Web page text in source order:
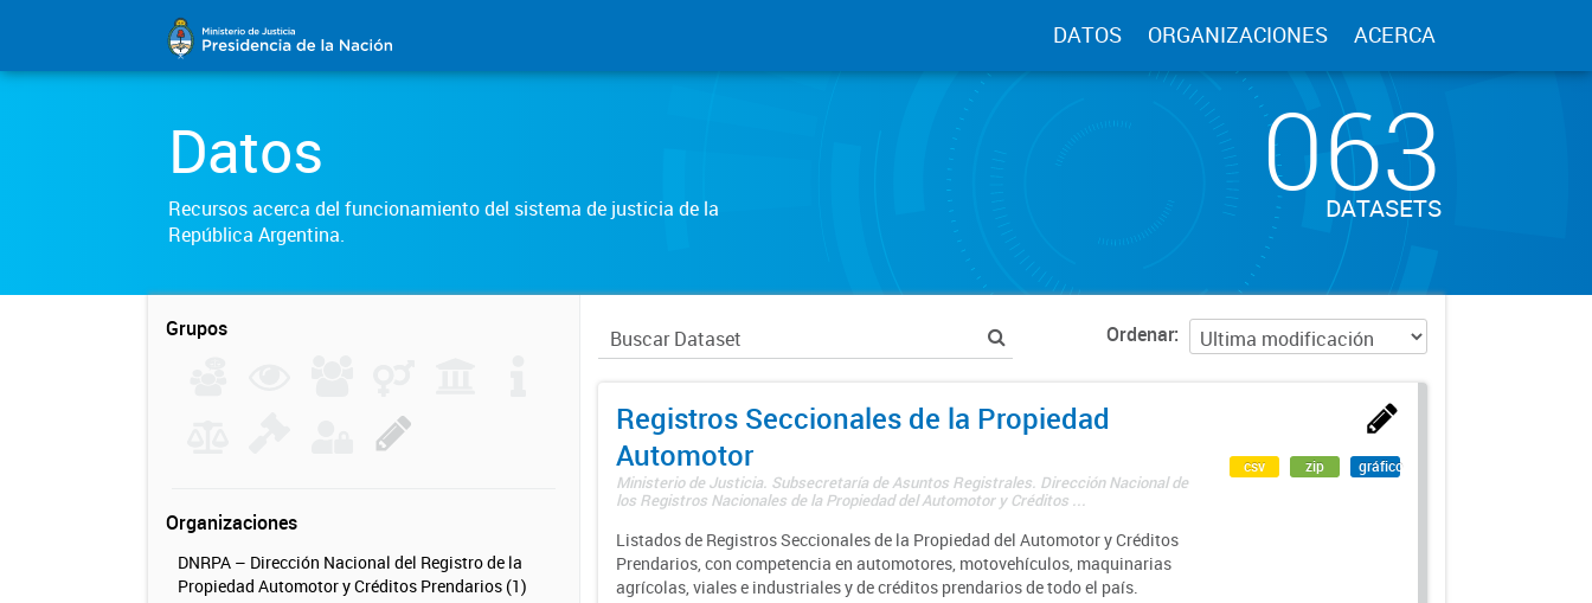
DATOS ORGANIZACIONES ACERCA
Datos
Recursos acerca del funcionamiento del sistema de justicia de la
República Argentina.
063
DATASETS
Grupos
Organizaciones
DNRPA – Dirección Nacional del Registro de la
Propiedad Automotor y Créditos Prendarios (1)
Ordenar
Registros Seccionales de la Propiedad
Automotor
Ministerio de Justicia. Subsecretaría de Asuntos Registrales. Dirección Nacional de
los Registros Nacionales de la Propiedad del Automotor y Créditos ...
Listados de Registros Seccionales de la Propiedad del Automotor y Créditos
Prendarios, con competencia en automotores, motovehículos, maquinarias
agrícolas, viales e industriales y de créditos prendarios de todo el país.
csv zip gráfico